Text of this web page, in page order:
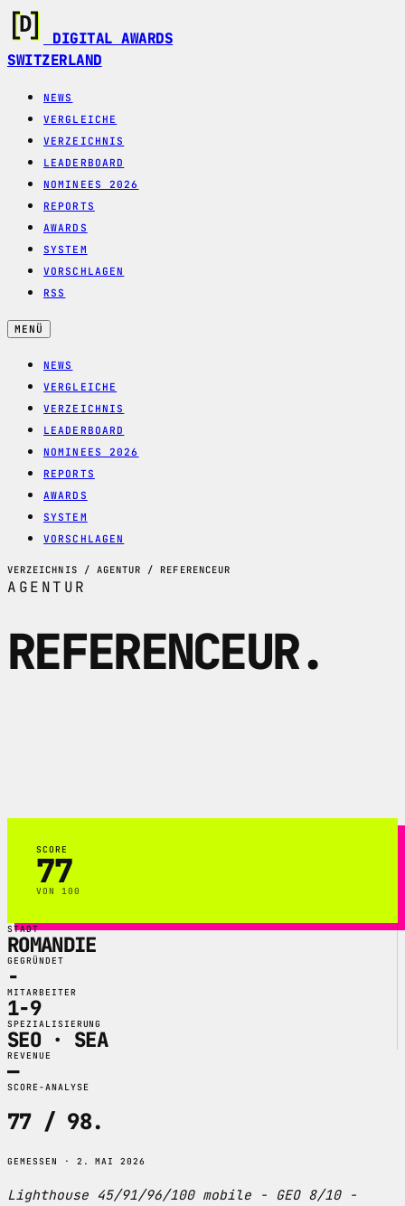
DIGITAL AWARDS
SWITZERLAND
NEWS
VERGLEICHE
VERZEICHNIS
LEADERBOARD
NOMINEES 2026
REPORTS
AWARDS
SYSTEM
VORSCHLAGEN
RSS
MENÜ
NEWS
VERGLEICHE
VERZEICHNIS
LEADERBOARD
NOMINEES 2026
REPORTS
AWARDS
SYSTEM
VORSCHLAGEN
VERZEICHNIS / AGENTUR / REFERENCEUR
AGENTUR
REFERENCEUR.
SCORE
77
VON 100
STADT
ROMANDIE
GEGRÜNDET
-
MITARBEITER
1-9
SPEZIALISIERUNG
SEO · SEA
REVENUE
—
SCORE-ANALYSE
77 / 98.
GEMESSEN · 2. MAI 2026
Lighthouse 45/91/96/100 mobile - GEO 8/10 -